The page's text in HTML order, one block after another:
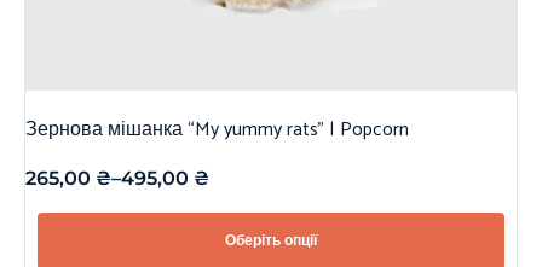
Зернова мішанка “My yummy rats” | Popcorn
265,00 ₴–495,00 ₴
Оберіть опції